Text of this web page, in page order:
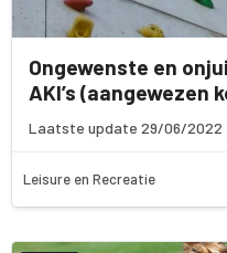
Ongewenste en
AKI’s
Laatste update 29/06/2022
Leisure en Recreatie